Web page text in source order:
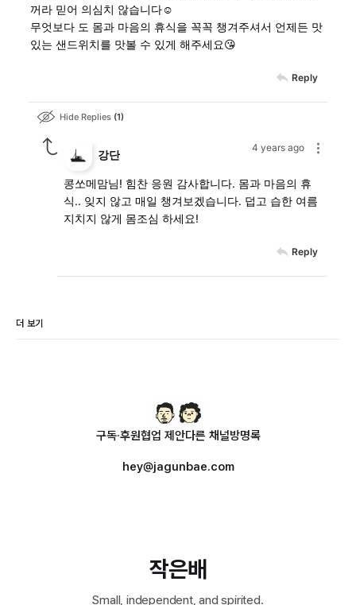
꺼라 믿어 의심치 않습니다☺️
무엇보다 도 몸과 마음의 휴식을 꼭꼭 챙겨주셔서 언제든 맛
있는 샌드위치를 맛볼 수 있게 해주세요😘
Reply
Hide Replies 1
4 years ago
강단
콩쏘메맘님! 힘찬 응원 감사합니다. 몸과 마음의 휴
식.. 잊지 않고 매일 챙겨보겠습니다. 덥고 습한 여름
지치지 않게 몸조심 하세요!
Reply
더 보기
구독·후원협업 제안다른 채널방명록
hey@jagunbae.com
작은배
Small, independent, and spirited.